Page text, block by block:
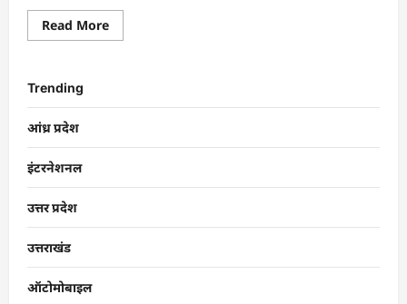
Read More
Trending
आंध्र प्रदेश
इंटरनेशनल
उत्तर प्रदेश
उत्तराखंड
ऑटोमोबाइल